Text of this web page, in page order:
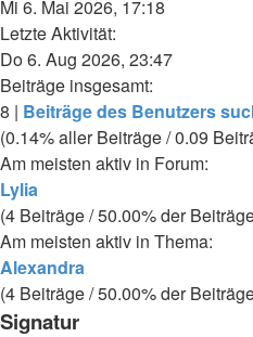
Mi 6. Mai 2026, 17:18
Letzte Aktivität:
Do 6. Aug 2026, 23:47
Beiträge insgesamt:
8 | Beiträge des Benutzers
(0.14% aller Beiträge / 0.09
Am meisten aktiv in Forum:
Lylia
(4 Beiträge / 50.00% der
Am meisten aktiv in Thema:
Alexandra
(4 Beiträge / 50.00% der
Signatur